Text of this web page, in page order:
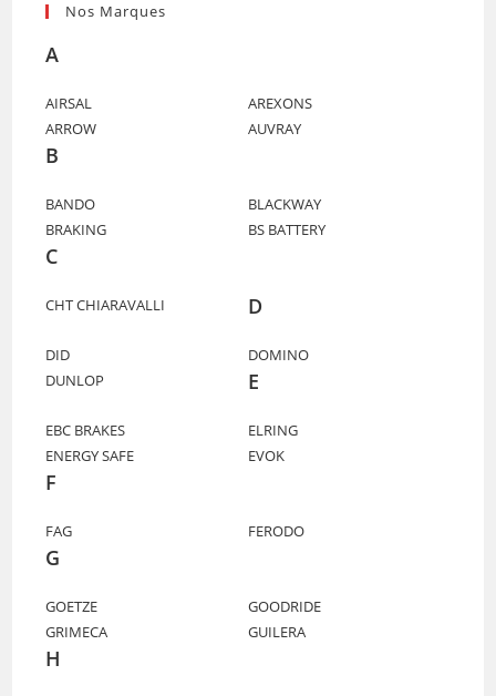
Nos Marques
A
AIRSAL
AREXONS
ARROW
AUVRAY
B
BANDO
BLACKWAY
BRAKING
BS BATTERY
C
CHT CHIARAVALLI D
DID
DOMINO
DUNLOP
E
EBC BRAKES
ELRING
ENERGY SAFE
EVOK
F
FAG FERODO
G
GOETZE
GOODRIDE
GRIMECA
GUILERA
H